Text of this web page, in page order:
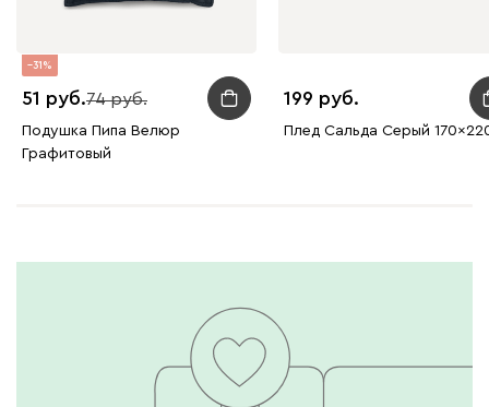
31
51 74
Подушка Пипа Велюр
Графитовый
199
Плед Сальда Серый